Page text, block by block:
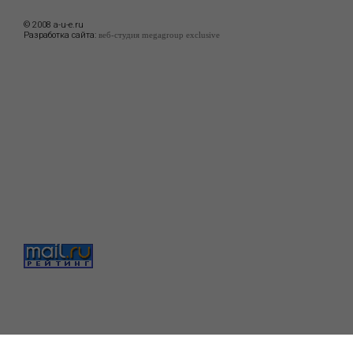
© 2008 a-u-e.ru
Разработка сайта: веб-студия megagroup exclusive